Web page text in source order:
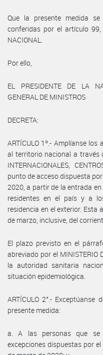
Que la presente medida
conferidas por el artículo 99,
NACIONAL.
Por ello,
EL PRESIDENTE DE LA
GENERAL DE MINISTROS
DECRETA:
ARTÍCULO 1º.- Amplíanse
al territorio nacional a través
INTERNACIONALES,
punto de acceso dispuesta
2020, a partir de la entrada
residentes en el país y a
residencia en el exterior. Esta
de marzo, inclusive, del
El plazo previsto en el
abreviado por el MINISTERIO
la autoridad sanitaria
situación epidemiológica.
ARTÍCULO 2°.-
presente medida:
a. A las personas que se
excepciones dispuestas por